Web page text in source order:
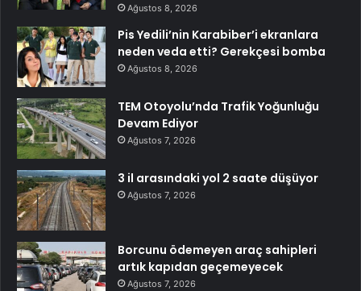
Ağustos 8, 2026
Pis Yedili’nin Karabiber’i ekranlara
neden veda etti? Gerekçesi bomba
Ağustos 8, 2026
TEM Otoyolu’nda Trafik Yoğunluğu
Devam Ediyor
Ağustos 7, 2026
3 il arasındaki yol 2 saate düşüyor
Ağustos 7, 2026
Borcunu ödemeyen araç sahipleri
artık kapıdan geçemeyecek
Ağustos 7, 2026